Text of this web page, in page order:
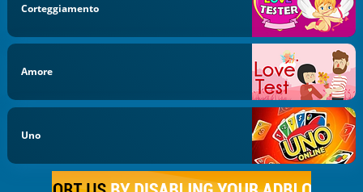
Corteggiamento
Amore
Uno